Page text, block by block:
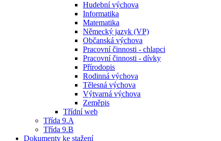
Hudební výchova
Informatika
Matematika
Německý jazyk (VP)
Občanská výchova
Pracovní činnosti - chlapci
Pracovní činnosti - dívky
Přírodopis
Rodinná výchova
Tělesná výchova
Výtvarná výchova
Zeměpis
Třídní web
Třída 9.A
Třída 9.B
Dokumenty ke stažení